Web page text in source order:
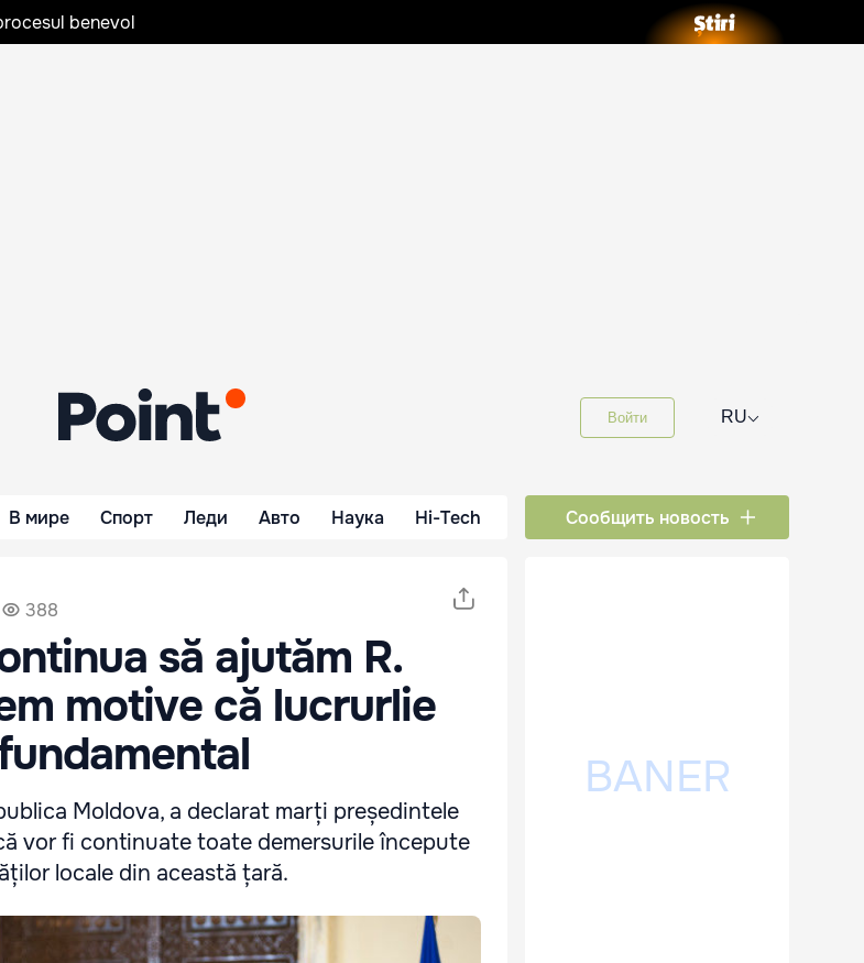
benevol
Войти RU⌵
В мире Спорт Леди Авто Наука Hi-Tech Сообщить новость
388
să ajutăm R.
motive că lucrurlie
Moldova, a declarat marți președintele
vor fi continuate toate demersurile începute
locale din această țară.